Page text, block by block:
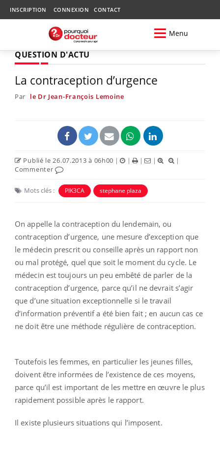
INSCRIPTION CONNEXION CONTACT
Menu
QUESTION D'ACTU
La contraception d’urgence
Par le Dr Jean-François Lemoine
Publié le 26.07.2013 à 06h00 | | | |
|
Commenter
Mots clés : PIK3CA stephane plaza
On appelle la contraception du lendemain, ou
contraception d’urgence, une mesure d’exception que
le médecin prescrit ou conseille après un rapport non
ou mal protégé, quel que soit le moment du cycle. Le
médecin est toujours un peu embêté de parler de la
contraception d’urgence, parce qu’il ne devrait s’agir
que d’une situation exceptionnelle si le travail
d’information préventif a été bien fait ; en aucun cas ce
ne doit être une méthode régulière de contraception.
Toutefois les femmes, en particulier les jeunes filles,
doivent être informées de l’existence de ces moyens,
parce qu’il est important de les mettre en œuvre le plus
rapidement possible après le rapport.
Il existe plusieurs situations qui l’imposent.